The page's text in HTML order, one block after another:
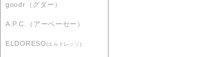
goodr（グダー）
A.P.C.（アーペーセー）
ELDORESO(エルドレッソ)